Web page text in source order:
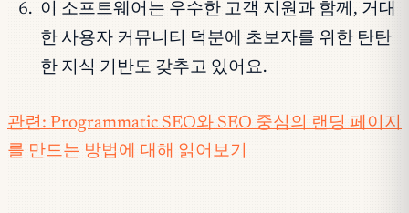
이 소프트웨어는 우수한 고객 지원과 함께, 거대
한 사용자 커뮤니티 덕분에 초보자를 위한 탄탄
한 지식 기반도 갖추고 있어요.
관련: Programmatic SEO와 SEO 중심의 랜딩 페이지
를 만드는 방법에 대해 읽어보기